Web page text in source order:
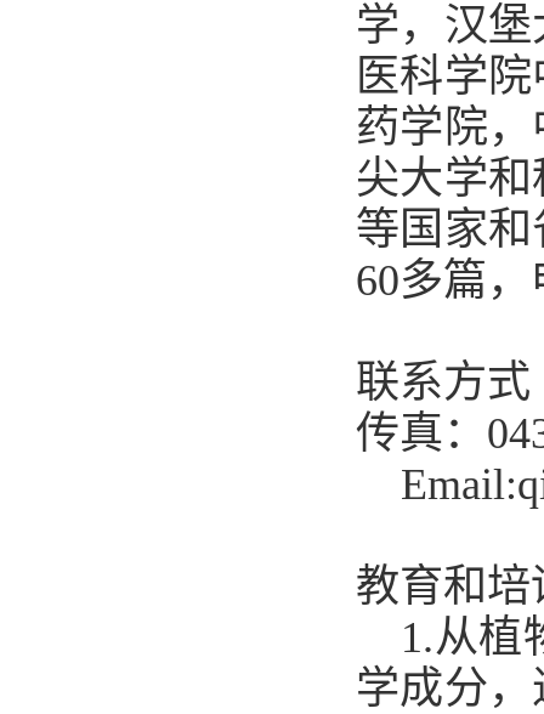
学，汉
医科学
药学院
尖大学
等国家
60多篇
联系方式
传真：
Email:
教育和培
1.从植
学成分